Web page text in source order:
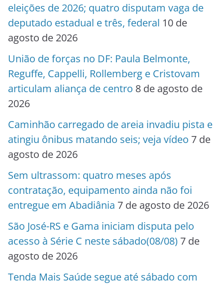
eleições de 2026; quatro disputam vaga de
deputado estadual e três, federal 10 de
agosto de 2026
União de forças no DF: Paula Belmonte,
Reguffe, Cappelli, Rollemberg e Cristovam
articulam aliança de centro 8 de agosto de
2026
Caminhão carregado de areia invadiu pista e
atingiu ônibus matando seis; veja vídeo 7 de
agosto de 2026
Sem ultrassom: quatro meses após
contratação, equipamento ainda não foi
entregue em Abadiânia 7 de agosto de 2026
São José-RS e Gama iniciam disputa pelo
acesso à Série C neste sábado(08/08) 7 de
agosto de 2026
Tenda Mais Saúde segue até sábado com